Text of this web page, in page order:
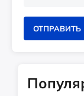
ОТПРАВИТЬ